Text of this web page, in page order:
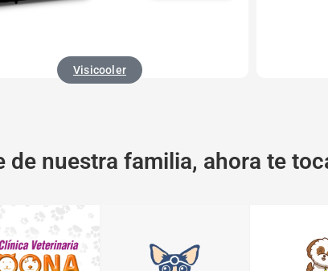
Visicooler
de nuestra familia, ahora te